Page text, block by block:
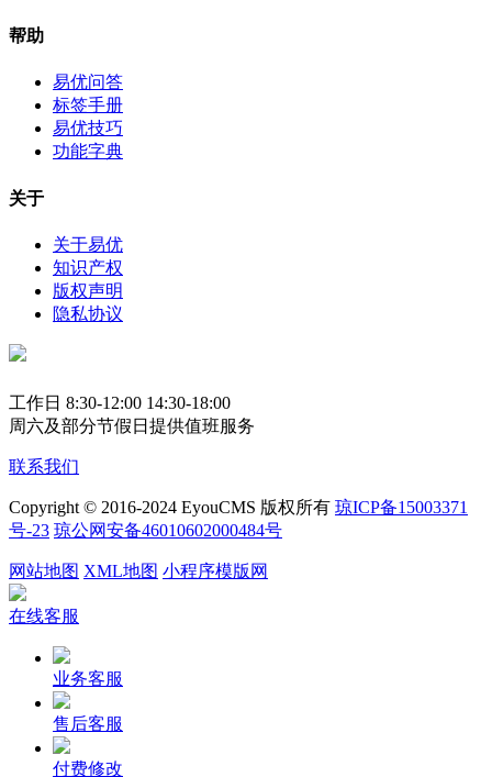
帮助
易优问答
标签手册
易优技巧
功能字典
关于
关于易优
知识产权
版权声明
隐私协议
工作日 8:30-12:00 14:30-18:00
周六及部分节假日提供值班服务
联系我们
Copyright © 2016-2024 EyouCMS 版权所有 琼ICP备15003371
号-23 琼公网安备46010602000484号
网站地图 XML地图 小程序模版网
在线客服
业务客服
售后客服
付费修改